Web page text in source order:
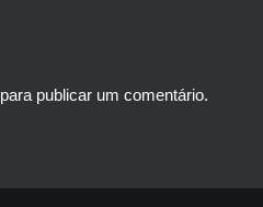
para publicar um comentário.